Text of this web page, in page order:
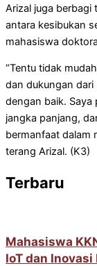
Arizal juga berbagi
antara kesibukan
mahasiswa
“Tentu tidak
dan dukungan dari
dengan baik. Saya
jangka panjang,
bermanfaat dalam
terang Arizal. (K3)
Terbaru
Mahasiswa
IoT dan